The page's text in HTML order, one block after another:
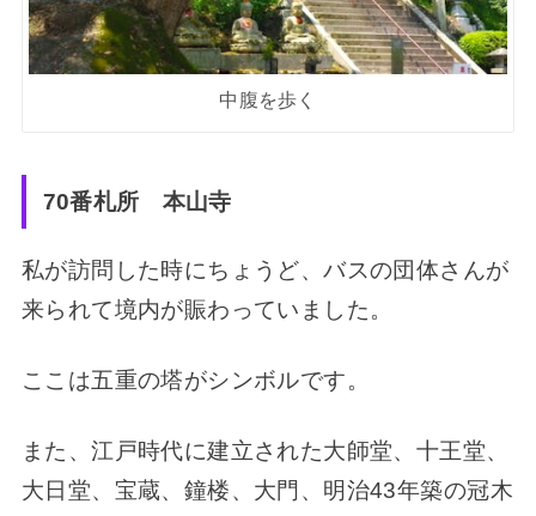
中腹を歩く
70番札所 本山寺
私が訪問した時にちょうど、バスの団体さんが
来られて境内が賑わっていました。
ここは五重の塔がシンボルです。
また、江戸時代に建立された大師堂、十王堂、
大日堂、宝蔵、鐘楼、大門、明治43年築の冠木